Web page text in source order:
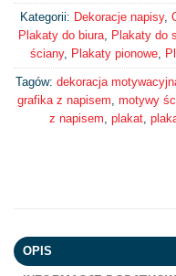
Kategorii: Dekoracje napisy,
Plakaty do biura
Plakaty do
ściany, Plakaty pionowe
Tagów: dekoracja
grafika z napisem motywy
z napisem plakat,
OPIS